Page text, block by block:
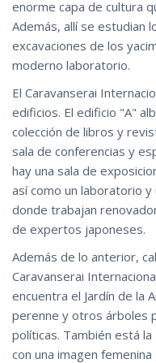
enorme capa de cultura
Además, allí se estudian
excavaciones de los
moderno laboratorio.
El Caravanserai
edificios. El edificio "A"
colección de libros y
sala de conferencias y
hay una sala de
así como un laboratorio
donde trabajan
de expertos japoneses.
Además de lo anterior,
Caravanserai
encuentra el Jardín de la
perenne y otros árboles
políticas. También está
con una imagen